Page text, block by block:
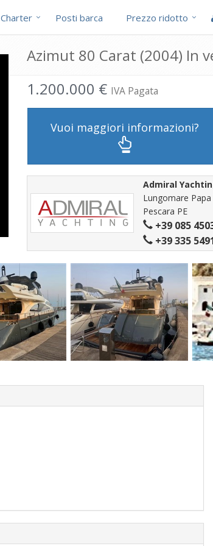
Charter Posti barca Prezzo ridotto
Azimut 80 Carat (2004) In
1.200.000 € IVA Pagata
Vuoi maggiori informazioni?
Admiral
Lungomare
Pescara PE
+39 085
+39 335